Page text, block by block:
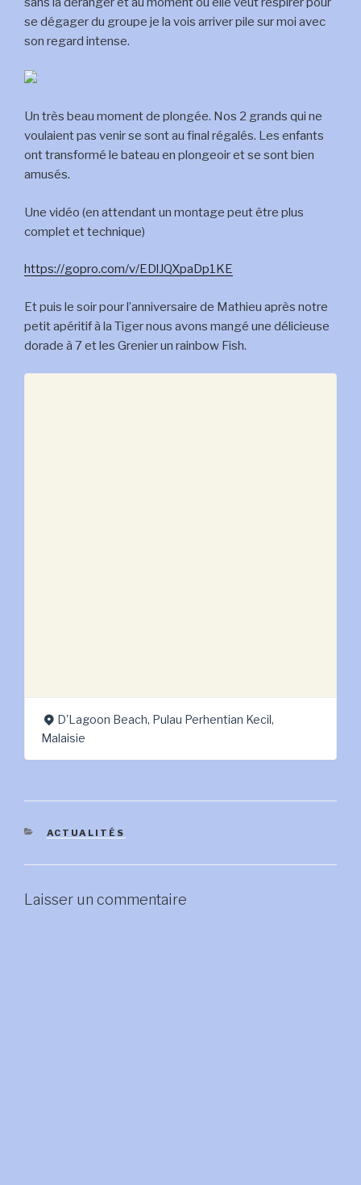
se dégager du groupe je la vois arriver pile sur moi avec
son regard intense.
Un très beau moment de plongée. Nos 2 grands qui ne
voulaient pas venir se sont au final régalés. Les enfants
ont transformé le bateau en plongeoir et se sont bien
amusés.
Une vidéo (en attendant un montage peut être plus
complet et technique)
https://gopro.com/v/EDlJQXpaDp1KE
Et puis le soir pour l’anniversaire de Mathieu après notre
petit apéritif à la Tiger nous avons mangé une délicieuse
dorade à 7 et les Grenier un rainbow Fish.
D'Lagoon Beach, Pulau Perhentian Kecil,
Malaisie
CATÉGORIES
ACTUALITÉS
Laisser un commentaire